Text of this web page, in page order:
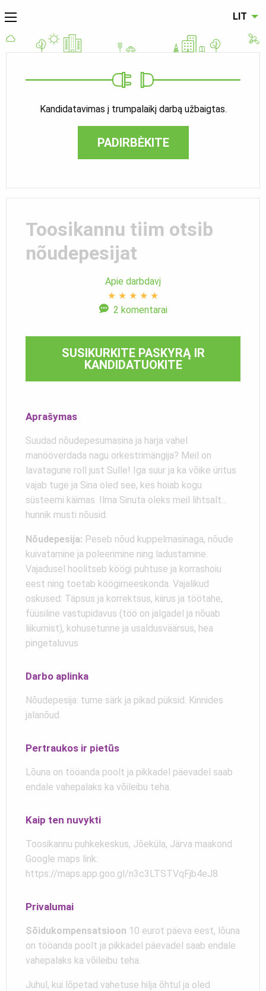
LIT
Kandidatavimas į trumpalaikį darbą užbaigtas.
PADIRBĖKITE
Toosikannu tiim otsib
nõudepesijat
Apie darbdavį
★ ★ ★ ★ ★
2 komentarai
SUSIKURKITE PASKYRĄ IR
KANDIDATUOKITE
Aprašymas
Suudad nõudepesumasina ja harja vahel
manööverdada nagu orkestrimängija? Meil on
lavatagune roll just Sulle! Iga suur ja ka võike üritus
vajab tuge ja Sina oled see, kes hoiab kogu
süsteemi käimas. Ilma Sinuta oleks meil lihtsalt...
hunnik musti nõusid.
Nõudepesija: Peseb nõud kuppelmasinaga, nõude
kuivatamine ja poleerimine ning ladustamine.
Vajadusel hoolitseb köögi puhtuse ja korrashoiu
eest ning toetab köögimeeskonda. Vajalikud
oskused: Täpsus ja korrektsus, kiirus ja töötahe,
füüsiline vastupidavus (töö on jalgadel ja nõuab
liikumist), kohusetunne ja usaldusväärsus, hea
pingetaluvus
Darbo aplinka
Nõudepesija: tume särk ja pikad püksid. Kinnides
jalanõud.
Pertraukos ir pietūs
Lõuna on tööanda poolt ja pikkadel päevadel saab
endale vahepalaks ka võileibu teha.
Kaip ten nuvykti
Toosikannu puhkekeskus, Jõeküla, Järva maakond
Google maps link:
https://maps.app.goo.gl/n3c3LTSTVqFjb4eJ8
Privalumai
Sõidukompensatsioon 10 eurot päeva eest, lõuna
on tööanda poolt ja pikkadel päevadel saab endale
vahepalaks ka võileibu teha.
Juhul, kui lõpetad vahetuse hilja õhtul ja oled